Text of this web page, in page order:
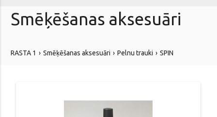
Smēķēšanas aksesuāri
RASTA 1 Smēķēšanas aksesuāri Pelnu trauki SPIN